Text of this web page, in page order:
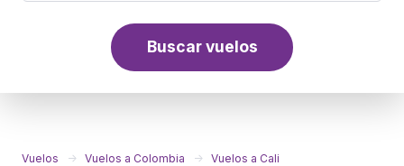
Buscar vuelos
Vuelos Vuelos a Colombia
Vuelos a Cali